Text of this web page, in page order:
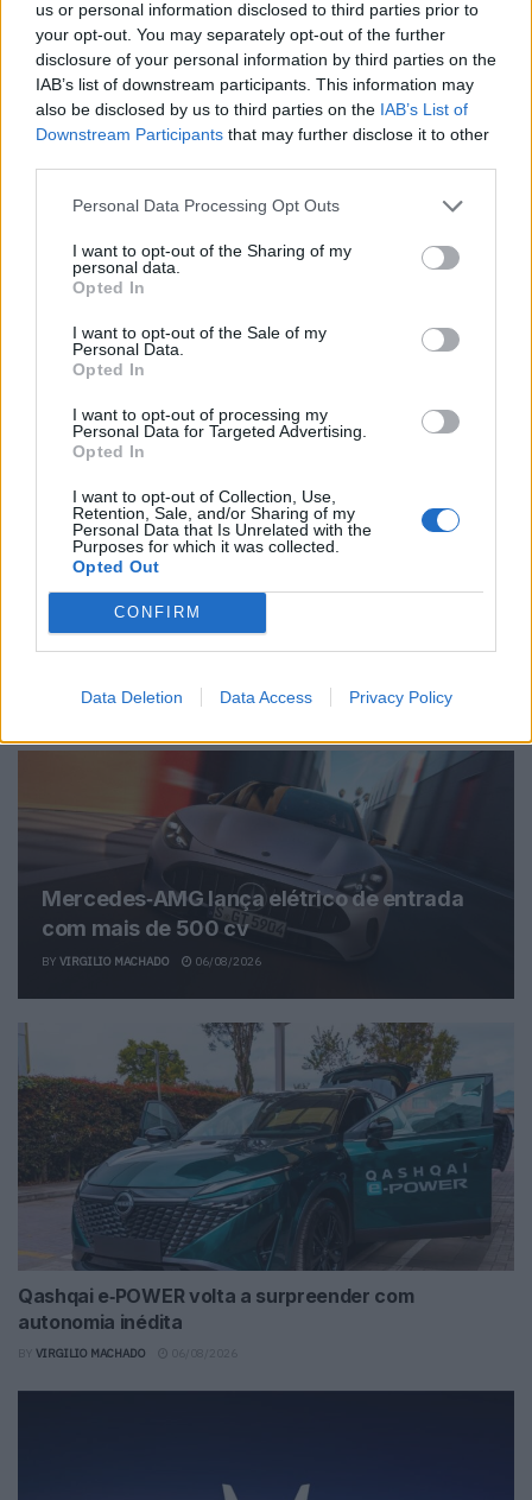
us or personal information disclosed to third parties prior to
your opt-out. You may separately opt-out of the further
disclosure of your personal information by third parties on the
IAB’s list of downstream participants. This information may
also be disclosed by us to third parties on the IAB’s List of
Downstream Participants that may further disclose it to other
Personal Data Processing Opt Outs
I want to opt-out of the Sharing of my
personal data.
Opted In
I want to opt-out of the Sale of my
Personal Data.
Opted In
I want to opt-out of processing my
Personal Data for Targeted Advertising.
Opted In
I want to opt-out of Collection, Use,
Retention, Sale, and/or Sharing of my
Personal Data that Is Unrelated with the
Purposes for which it was collected.
Opted Out
CONFIRM
Data Deletion Data Access Privacy Policy
Renault 5 E-Tech elétrico
Ricardo Carvalho
Related Posts
Mercedes‑AMG lança elétrico de entrada
com mais de 500 cv
BY VIRGILIO MACHADO 06/08/2026
Qashqai e‑POWER volta a surpreender com
autonomia inédita
VIRGILIO MACHADO